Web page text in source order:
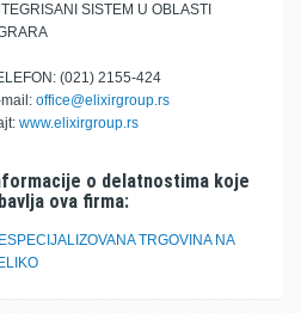
SISTEM U OBLASTI
(021) 2155-424
mail: office@elixirgroup.rs
www.elixirgroup.rs
o delatnostima koje
ova firma:
TRGOVINA NA